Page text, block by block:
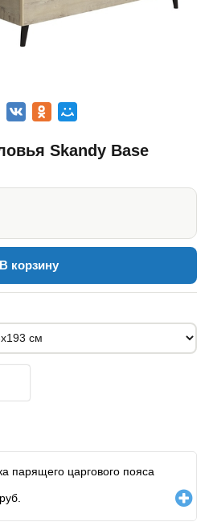
Skandy Base
В корзину
парящего царгового пояса
руб.